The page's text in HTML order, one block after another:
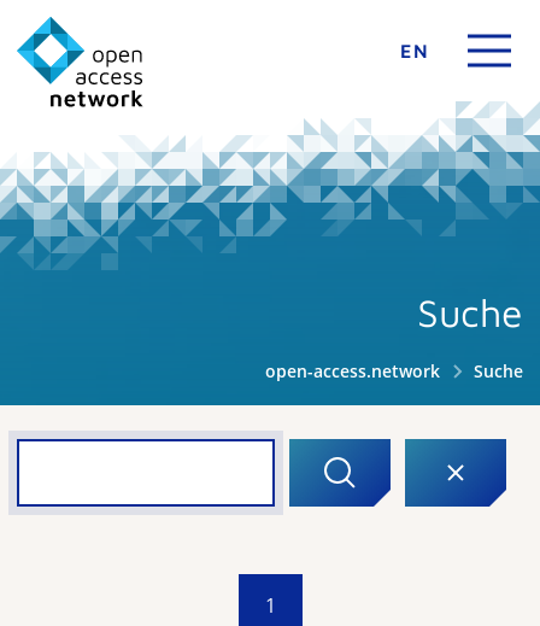
EN
Suche
open-access.network Suche
1